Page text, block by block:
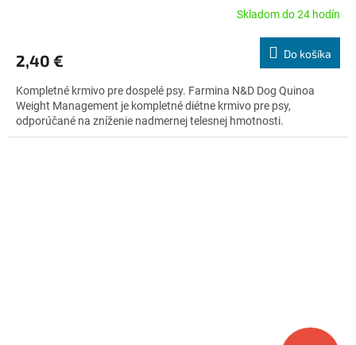
je
z
5
hviezdičiek.
Skladom do 24 hodín
2,40 € Do košíka
Kompletné krmivo pre dospelé psy. Farmina N&D Dog Quinoa
Weight Management je kompletné diétne krmivo pre psy,
odporúčané na zníženie nadmernej telesnej hmotnosti.